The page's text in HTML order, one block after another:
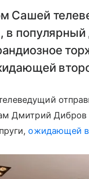
Сашей
популярный
Дмитрий Дибров
ожидающей